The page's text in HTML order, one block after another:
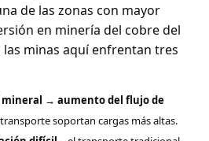
de las zonas con mayor
en minería del cobre del
minas aquí enfrentan tres
mineral → aumento del flujo de
soportan cargas más altas.